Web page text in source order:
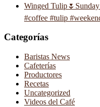
Winged
#coffee #tulip
Categorías
Baristas News
Cafeterías
Productores
Recetas
Uncategorized
Videos del Café